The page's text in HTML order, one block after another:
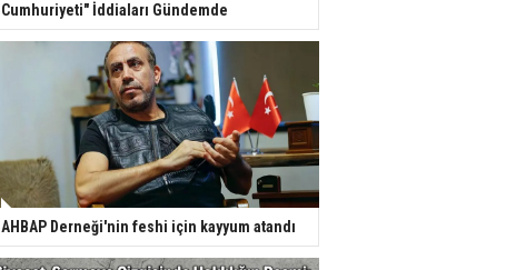
Cumhuriyeti" İddiaları Gündemde
AHBAP Derneği'nin feshi için kayyum atandı